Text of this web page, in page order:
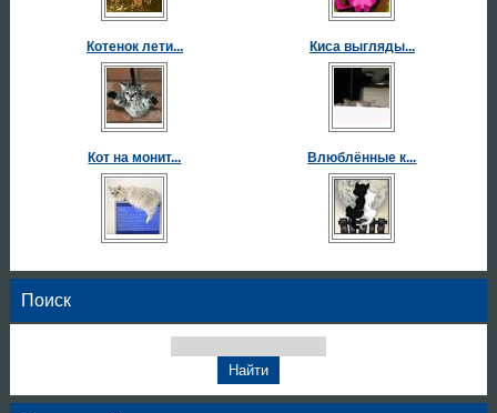
Котенок лети... Киса выгляды...
Кот на монит... Влюблённые к...
Поиск